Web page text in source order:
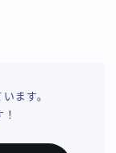
ます。